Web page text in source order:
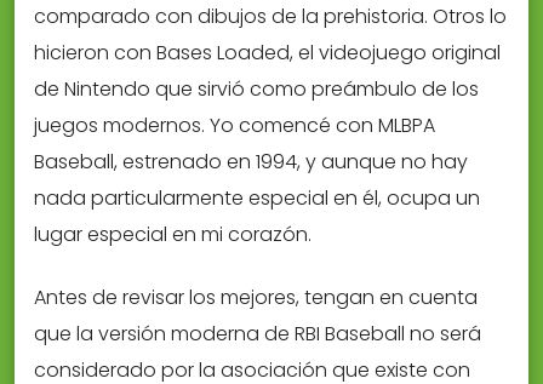
comparado con dibujos de la prehistoria. Otros lo
hicieron con Bases Loaded, el videojuego original
de Nintendo que sirvió como preámbulo de los
juegos modernos. Yo comencé con MLBPA
Baseball, estrenado en 1994, y aunque no hay
nada particularmente especial en él, ocupa un
lugar especial en mi corazón.
Antes de revisar los mejores, tengan en cuenta
que la versión moderna de RBI Baseball no será
considerado por la asociación que existe con